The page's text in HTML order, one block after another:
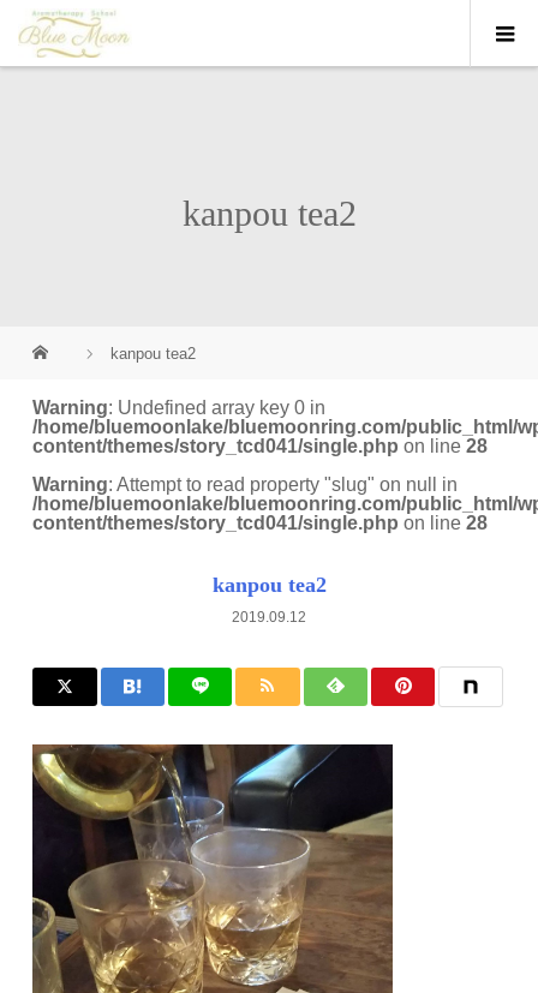
kanpou tea2
kanpou tea2
Warning: Undefined array key 0 in
/home/bluemoonlake/bluemoonring.com/public_html/
content/themes/story_tcd041/single.php on line28
Warning: Attempt to read property "slug" on null in
/home/bluemoonlake/bluemoonring.com/public_html/
content/themes/story_tcd041/single.php on line28
kanpou tea2
2019.09.12